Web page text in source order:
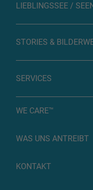
LIEBLINGSSEE /
STORIES &
SERVICES
WE CARE™
WAS UNS ANTREIBT
KONTAKT